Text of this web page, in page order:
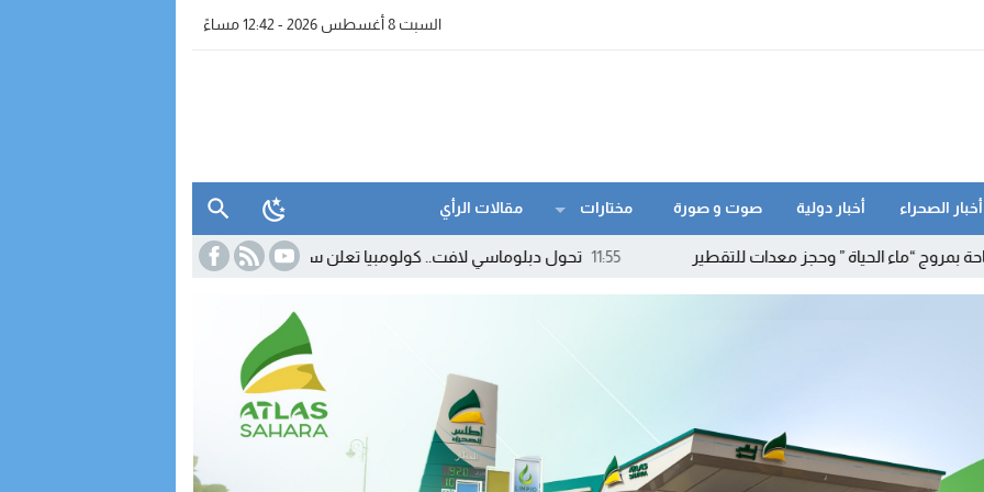
السبت 8 أغسطس 2026 - 12:42 مساءً
أخبار الصحراء أخبار دولية صوت و صورة مختارات مقالات الرأي
11:55 تحول دبلوماسي لافت.. كولومبيا تعلن سحب اعترافها بالبوليساريو 10:45 صفائح السيارات تدخل عهداً ” وحجز معدات للتقطير